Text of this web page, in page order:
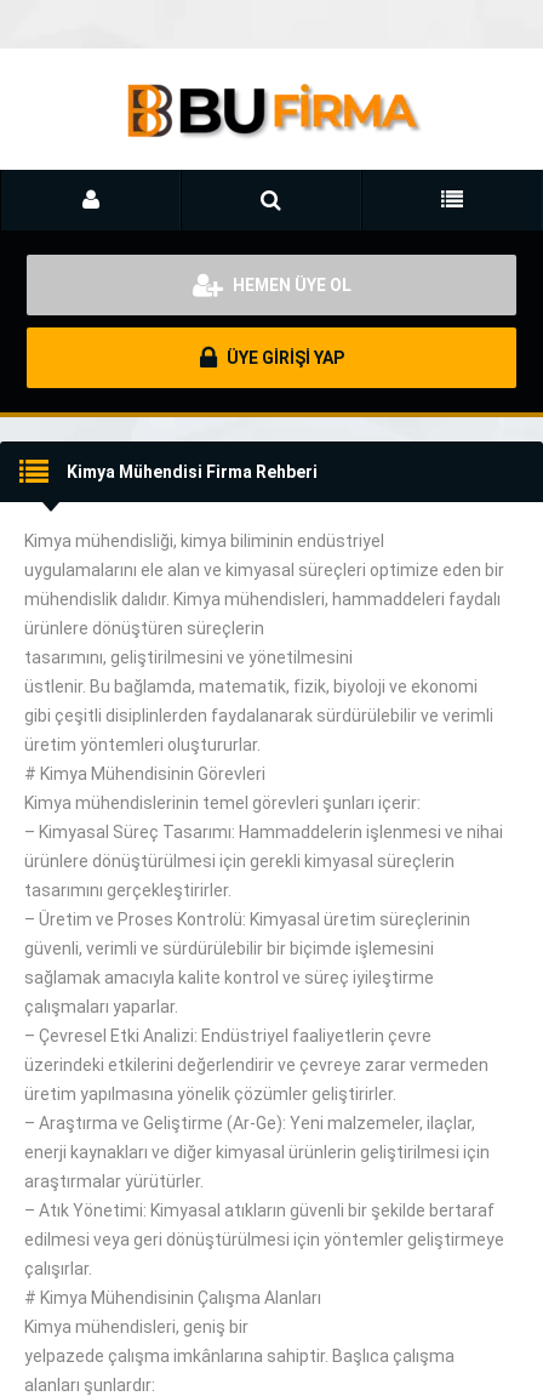
HEMEN ÜYE OL
ÜYE GİRİŞİ YAP
Kimya Mühendisi Firma Rehberi
Kimya mühendisliği, kimya biliminin endüstriyel
uygulamalarını ele alan ve kimyasal süreçleri optimize eden bir
mühendislik dalıdır. Kimya mühendisleri, hammaddeleri faydalı
ürünlere dönüştüren süreçlerin
tasarımını, geliştirilmesini ve yönetilmesini
üstlenir. Bu bağlamda, matematik, fizik, biyoloji ve ekonomi
gibi çeşitli disiplinlerden faydalanarak sürdürülebilir ve verimli
üretim yöntemleri oluştururlar.
# Kimya Mühendisinin Görevleri
Kimya mühendislerinin temel görevleri şunları içerir:
– Kimyasal Süreç Tasarımı: Hammaddelerin işlenmesi ve nihai
ürünlere dönüştürülmesi için gerekli kimyasal süreçlerin
tasarımını gerçekleştirirler.
– Üretim ve Proses Kontrolü: Kimyasal üretim süreçlerinin
güvenli, verimli ve sürdürülebilir bir biçimde işlemesini
sağlamak amacıyla kalite kontrol ve süreç iyileştirme
çalışmaları yaparlar.
– Çevresel Etki Analizi: Endüstriyel faaliyetlerin çevre
üzerindeki etkilerini değerlendirir ve çevreye zarar vermeden
üretim yapılmasına yönelik çözümler geliştirirler.
– Araştırma ve Geliştirme (Ar-Ge): Yeni malzemeler, ilaçlar,
enerji kaynakları ve diğer kimyasal ürünlerin geliştirilmesi için
araştırmalar yürütürler.
– Atık Yönetimi: Kimyasal atıkların güvenli bir şekilde bertaraf
edilmesi veya geri dönüştürülmesi için yöntemler geliştirmeye
çalışırlar.
# Kimya Mühendisinin Çalışma Alanları
Kimya mühendisleri, geniş bir
yelpazede çalışma imkânlarına sahiptir. Başlıca çalışma
alanları şunlardır: